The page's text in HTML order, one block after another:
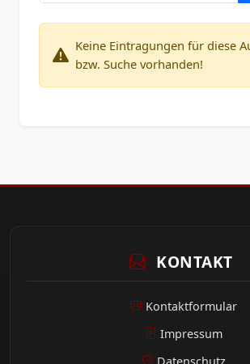
Keine Eintragungen für diese
bzw. Suche vorhanden!
KONTAKT
Kontaktformular
Impressum
Datenschutz